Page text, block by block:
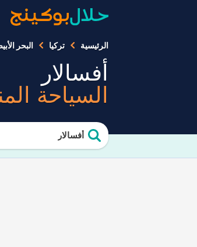
الرئيسية تركيا البحر
أفسالار
السياحة
أفسالار